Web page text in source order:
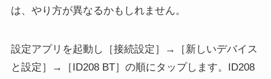
は、やり方が異なるかもしれません。
設定アプリを起動し［接続設定］→［新しいデバイス
と設定］→［ID208 BT］の順にタップします。ID208